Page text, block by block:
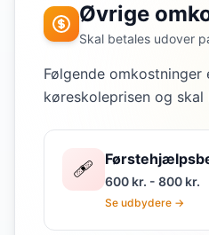
Øvrige
Skal betales udover
Følgende
køreskoleprisen og skal
🩹 600 kr. - 800 kr.
Se udbydere →